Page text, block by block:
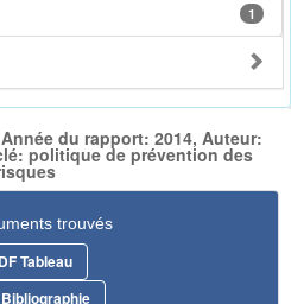
1
du rapport: 2014, Auteur:
politique de prévention des
trouvés
Tableau
Bibliographie